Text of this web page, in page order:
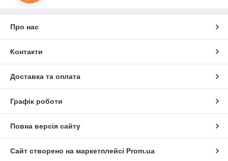
Про нас
Контакти
Доставка та оплата
Графік роботи
Повна версія сайту
Сайт створено на маркетплейсі Prom.ua